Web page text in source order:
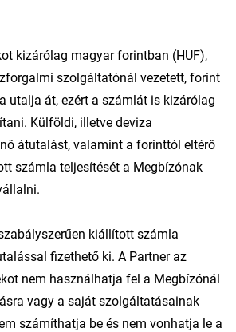
kizárólag magyar forintban (HUF),
szolgáltatónál vezetett, forint
utalja át, ezért a számlát is kizárólag
Külföldi, illetve deviza
átutalást, valamint a forinttól eltérő
számla teljesítését a Megbízónak
kiállított számla
fizethető ki. A Partner az
nem használhatja fel a Megbízónál
vagy a saját szolgáltatásainak
számíthatja be és nem vonhatja le a